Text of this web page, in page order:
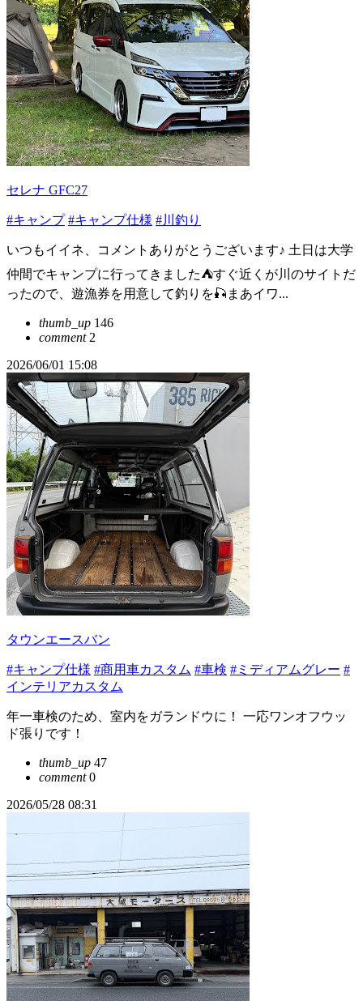
セレナ GFC27
#キャンプ #キャンプ仕様 #川釣り
いつもイイネ、コメントありがとうございます♪ 土日は大学
仲間でキャンプに行ってきました⛺️すぐ近くが川のサイトだ
ったので、遊漁券を用意して釣りを🎣まあイワ...
thumb_up 146
comment2
2026/06/01 15:08
タウンエースバン
#キャンプ仕様 #商用車カスタム #車検 #ミディアムグレー #
インテリアカスタム
年一車検のため、室内をガランドウに！ 一応ワンオフウッ
ド張りです！
thumb_up 47
comment0
2026/05/28 08:31